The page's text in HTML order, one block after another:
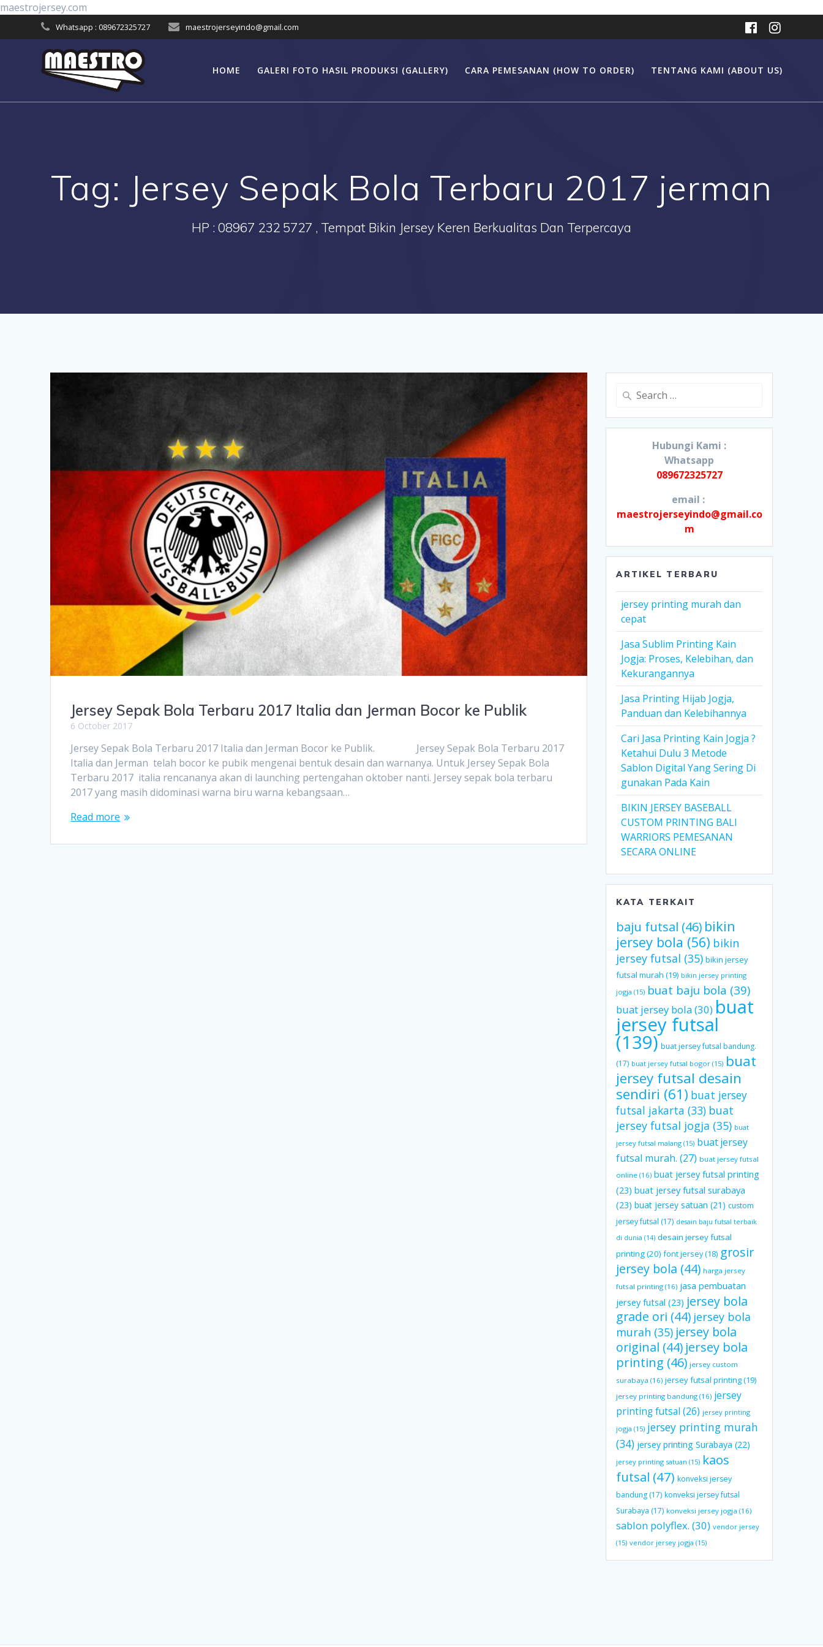
maestrojersey.com
content
Whatsapp : 089672325727 maestrojerseyindo@gmail.com
HOME GALERI FOTO HASIL PRODUKSI (GALLERY) CARA PEMESANAN (HOW TO ORDER) TENTANG KAMI (ABOUT US)
Tag: Jersey Sepak Bola Terbaru 2017 jerman
HP : 08967 232 5727 , Tempat Bikin Jersey Keren Berkualitas Dan Terpercaya
Jersey Sepak Bola Terbaru 2017 Italia dan Jerman Bocor ke Publik
6 October 2017
Jersey Sepak Bola Terbaru 2017 Italia dan Jerman Bocor ke Publik. Jersey Sepak Bola Terbaru 2017
Italia dan Jerman telah bocor ke pubik mengenai bentuk desain dan warnanya. Untuk Jersey Sepak Bola
Terbaru 2017 italia rencananya akan di launching pertengahan oktober nanti. Jersey sepak bola terbaru
2017 yang masih didominasi warna biru warna kebangsaan…
Read more
Search
Hubungi Kami :
Whatsapp
089672325727
email :
maestrojerseyindo@gmail.co
m
ARTIKEL TERBARU
jersey printing murah dan
cepat
Jasa Sublim Printing Kain
Jogja: Proses, Kelebihan, dan
Kekurangannya
Jasa Printing Hijab Jogja,
Panduan dan Kelebihannya
Cari Jasa Printing Kain Jogja ?
Ketahui Dulu 3 Metode
Sablon Digital Yang Sering Di
gunakan Pada Kain
BIKIN JERSEY BASEBALL
CUSTOM PRINTING BALI
WARRIORS PEMESANAN
SECARA ONLINE
KATA TERKAIT
baju futsal (46) bikin
jersey bola (56) bikin
jersey futsal (35) bikin jersey
futsal murah (19) bikin jersey printing
jogja (15) buat baju bola (39)
buat jersey bola(30) buat
jersey futsal
(139) buat jersey futsal bandung.
(17) buat jersey futsal bogor (15) buat
jersey futsal desain
sendiri (61) buat jersey
futsal jakarta (33) buat
jersey futsal jogja (35) buat
jersey futsal malang (15) buat jersey
futsal murah. (27) buat jersey futsal
online (16) buat jersey futsal printing
(23) buat jersey futsal surabaya
(23) buat jersey satuan (21) custom
jersey futsal (17) desain baju futsal terbaik
di dunia (14) desain jersey futsal
printing(20) font jersey(18) grosir
jersey bola (44) harga jersey
futsal printing (16) jasa pembuatan
jersey futsal (23) jersey bola
grade ori (44) jersey bola
murah (35) jersey bola
original (44) jersey bola
printing (46) jersey custom
surabaya (16) jersey futsal printing(19)
jersey printing bandung (16) jersey
printing futsal (26) jersey printing
jogja (15) jersey printing murah
(34) jersey printing Surabaya (22)
jersey printing satuan (15) kaos
futsal (47) konveksi jersey
bandung (17) konveksi jersey futsal
Surabaya (17) konveksi jersey jogja (16)
sablon polyflex. (30) vendor jersey
(15) vendor jersey jogja (15)